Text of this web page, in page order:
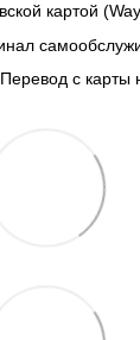
картой
с карты